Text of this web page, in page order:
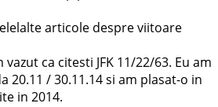
articole despre viitoare
vazut ca citesti JFK 11/22/63. Eu am
20.11 / 30.11.14 si am plasat-o in
in 2014.